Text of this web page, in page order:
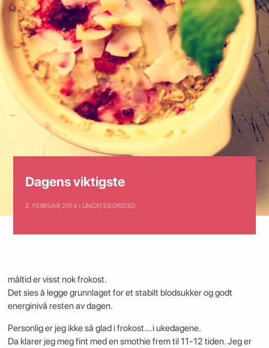
Dagens viktigste
2. FEBRUAR 2014 | UNCATEGORIZED
måltid er visst nok frokost.
Det sies å legge grunnlaget for et stabilt blodsukker og godt
energinivå resten av dagen.
Personlig er jeg ikke så glad i frokost….i ukedagene.
Da klarer jeg meg fint med en smothie frem til 11-12 tiden. Jeg er